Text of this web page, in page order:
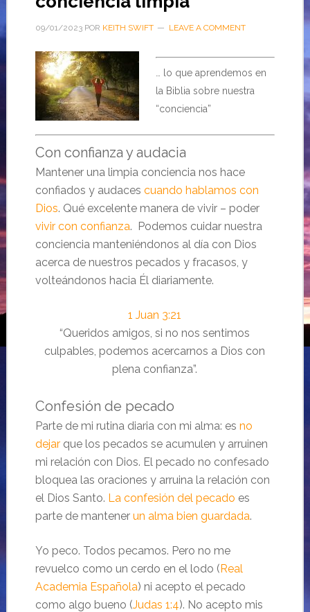
09/01/2023POR KEITH SWIFT LEAVE A COMMENT
… lo que aprendemos en
la Biblia sobre nuestra
“conciencia”
Con confianza y audacia
Mantener una limpia conciencia nos hace
confiados y audaces cuando hablamos con
Dios. Qué excelente manera de vivir – poder
vivir con confianza. Podemos cuidar nuestra
conciencia manteniéndonos al día con Dios
acerca de nuestros pecados y fracasos, y
volteándonos hacia Él diariamente.
1 Juan 3:21
“Queridos amigos, si no nos sentimos
culpables, podemos acercarnos a Dios con
plena confianza”.
Confesión de pecado
Parte de mi rutina diaria con mi alma: es no
dejarque los pecados se acumulen y arruinen
mi relación con Dios. El pecado no confesado
bloquea las oraciones y arruina la relación con
el Dios Santo. La confesión del pecado es
parte de mantener un alma bien guardada.
Yo peco. Todos pecamos. Pero no me
revuelco como un cerdo en el lodo (Real
Academia Española) ni acepto el pecado
como algo bueno (Judas 1:4). No acepto mis